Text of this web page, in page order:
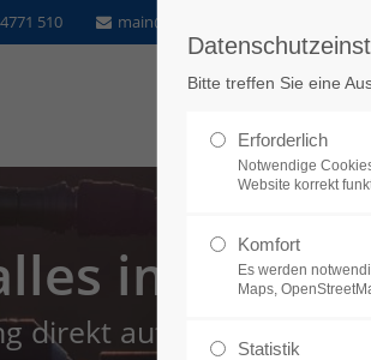
510 main@vtq.de
im Blick
direkt auf den Monitor -
Bitte treffen Sie eine
Erforderlich
Notwendige
Website korrekt
Komfort
Es werden
Maps,
Statistik